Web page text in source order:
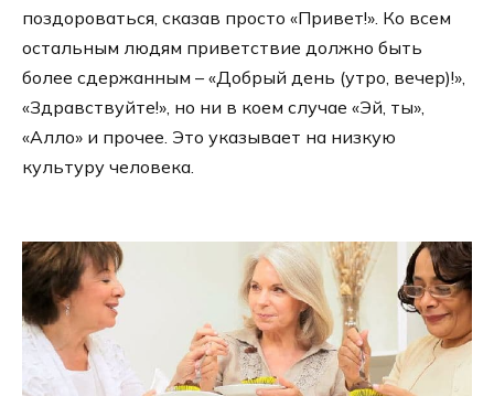
поздороваться, сказав просто «Привет!». Ко всем
остальным людям приветствие должно быть
более сдержанным – «Добрый день (утро, вечер)!»,
«Здравствуйте!», но ни в коем случае «Эй, ты»,
«Алло» и прочее. Это указывает на низкую
культуру человека.